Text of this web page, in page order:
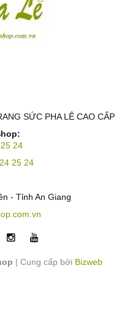
SỨC PHA LÊ CAO CẤP
24
25 24
- Tỉnh An Giang
| Cung cấp bởi Bizweb